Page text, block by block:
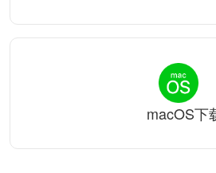
macOS下